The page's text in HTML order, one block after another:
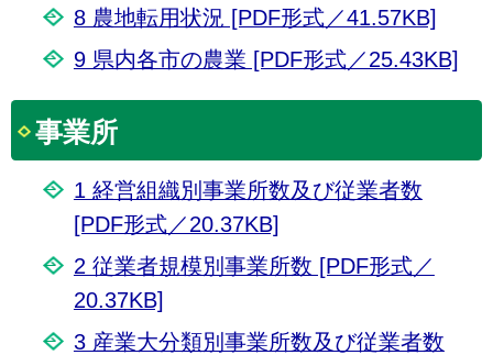
8 農地転用状況 [PDF形式／41.57KB]
9 県内各市の農業 [PDF形式／25.43KB]
事業所
1 経営組織別事業所数及び従業者数
[PDF形式／20.37KB]
2 従業者規模別事業所数 [PDF形式／
20.37KB]
3 産業大分類別事業所数及び従業者数